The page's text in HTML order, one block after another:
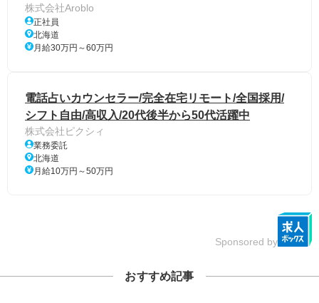
株式会社Aroblo
正社員
北海道
月給30万円～60万円
電話占いカウンセラー/完全在宅リモート/全国採用/
シフト自由/高収入/20代後半から50代活躍中
株式会社ピクシィ
業務委託
北海道
月給10万円～50万円
Sponsored by
おすすめ記事